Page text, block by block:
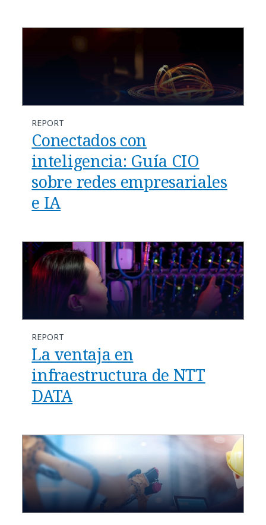
REPORT
Conectados con
inteligencia: Guía CIO
sobre redes empresariales
e IA
REPORT
La ventaja en
infraestructura de NTT
DATA